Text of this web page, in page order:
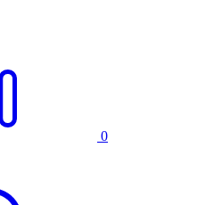
0